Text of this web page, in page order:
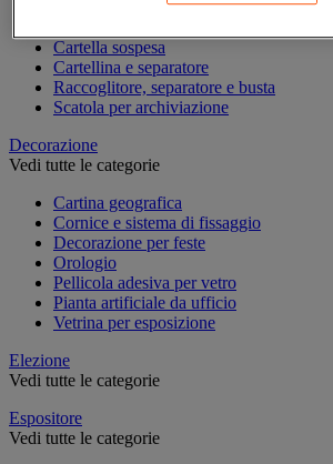
Cartella sospesa
Cartellina e separatore
Raccoglitore, separatore e busta
Scatola per archiviazione
Decorazione
Vedi tutte le categorie
Cartina geografica
Cornice e sistema di fissaggio
Decorazione per feste
Orologio
Pellicola adesiva per vetro
Pianta artificiale da ufficio
Vetrina per esposizione
Elezione
Vedi tutte le categorie
Espositore
Vedi tutte le categorie